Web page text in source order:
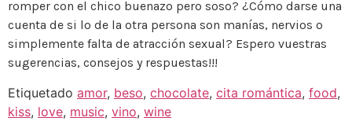
romper con el chico buenazo pero soso? ¿Cómo darse una
cuenta de si lo de la otra persona son manías, nervios o
simplemente falta de atracción sexual? Espero vuestras
sugerencias, consejos y respuestas!!!
Etiquetado amor, beso, chocolate, cita romántica, food,
kiss, love, music, vino, wine